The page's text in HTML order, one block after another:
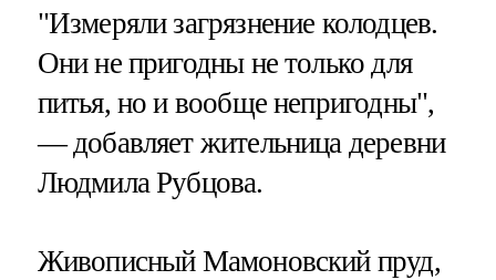
"Измеряли загрязнение колодцев.
Они не пригодны не только для
питья, но и вообще непригодны",
— добавляет жительница деревни
Людмила Рубцова.
Живописный Мамоновский пруд,